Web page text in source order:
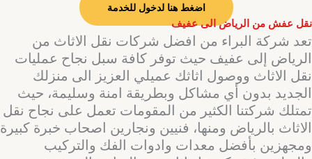
اضغط هنا لدخول للخدمة
نقل عفش من الرياض الى عفيف
تعد شركة البراء من افضل شركات نقل الاثاث من
الرياض إلى عفيف حيث توفر كافة سبل نجاح عمليات
نقل الاثاث ووصول اثاثك عميلي العزيز الى منزلك
الجديد بدون أي مشاكل وبطريقة امنة وسليمة، حيث
تمتلك شركتنا الكثير من المقومات تعمل على نجاح نقل
الاثاث بالرياض ومنها، فنيين ونجارين اصحاب خبرة كبيرة
ومجهزين بأفضل معدات وادوات الفك والتركيب